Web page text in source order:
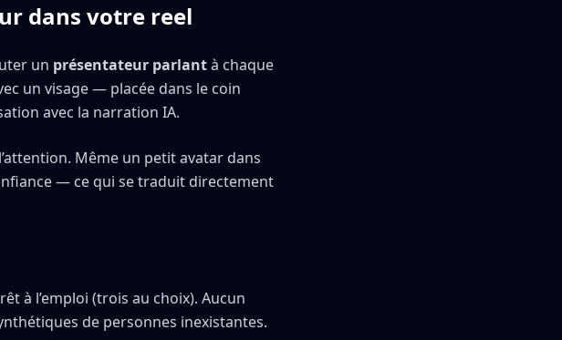
dans votre reel
un présentateur parlantà chaque
un visage — placée dans le coin
avec la narration IA.
Même un petit avatar dans
— ce qui se traduit directement
à l’emploi (trois au choix). Aucun
de personnes inexistantes.